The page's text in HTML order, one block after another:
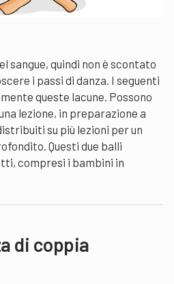
sangue, quindi non è scontato
i passi di danza. I seguenti
queste lacune. Possono
lezione, in preparazione a
su più lezioni per un
Questi due balli
compresi i bambini in
di coppia